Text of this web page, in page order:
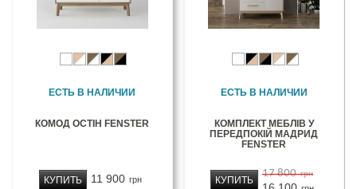
ЕСТЬ В НАЛИЧИИ
КОМОД ОСТІН FENSTER
11 900 грн
КУПИТЬ
ЕСТЬ В НАЛИЧИИ
КОМПЛЕКТ МЕБЛІВ У
ПЕРЕДПОКІЙ МАДРИД
FENSTER
17 800 грн
КУПИТЬ